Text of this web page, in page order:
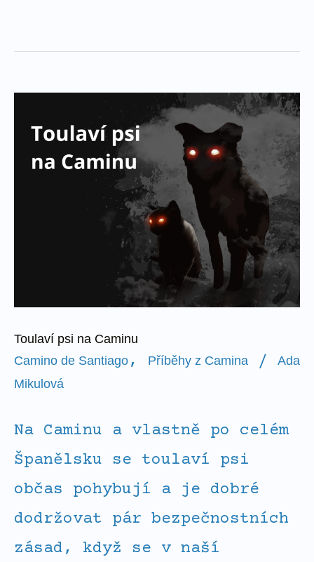
Toulaví psi na Caminu
Camino de Santiago , Příběhy z Camina /
Ada
Mikulová
Na Caminu a vlastně po celém
Španělsku se toulaví psi
občas pohybují a je dobré
dodržovat pár bezpečnostních
zásad, když se v naší
Caminu